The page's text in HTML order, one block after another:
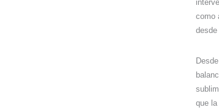
como
que